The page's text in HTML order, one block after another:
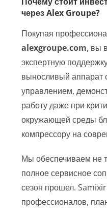
через Alex Groupe?
Покупая
alexgroupe.com, вы
экспертную
выносливый аппарат
управлением,
работу даже при
окружающей среды
компрессору на
Мы обеспечиваем не
полное сервисное
сезон прошел.
профессионалов,